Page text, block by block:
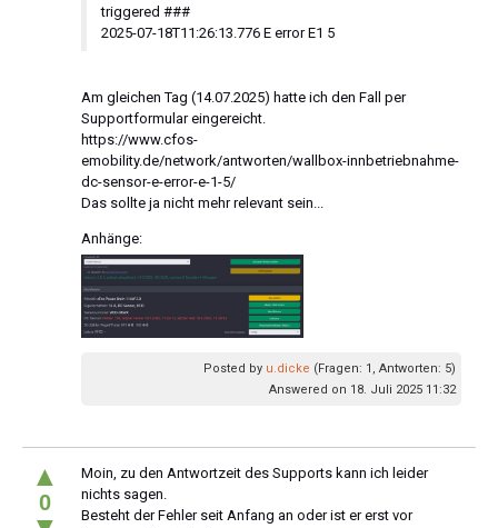
triggered ###
2025-07-18T11:26:13.776 E error E1 5
Am gleichen Tag (14.07.2025) hatte ich den Fall per
Supportformular eingereicht.
https://www.cfos-
emobility.de/network/antworten/wallbox-innbetriebnahme-
dc-sensor-e-error-e-1-5/
Das sollte ja nicht mehr relevant sein...
Anhänge:
Posted by u.dicke (Fragen: 1, Antworten: 5)
Answered on 18. Juli 2025 11:32
▲
0
Moin, zu den Antwortzeit des Supports kann ich leider
nichts sagen.
Besteht der Fehler seit Anfang an oder ist er erst vor